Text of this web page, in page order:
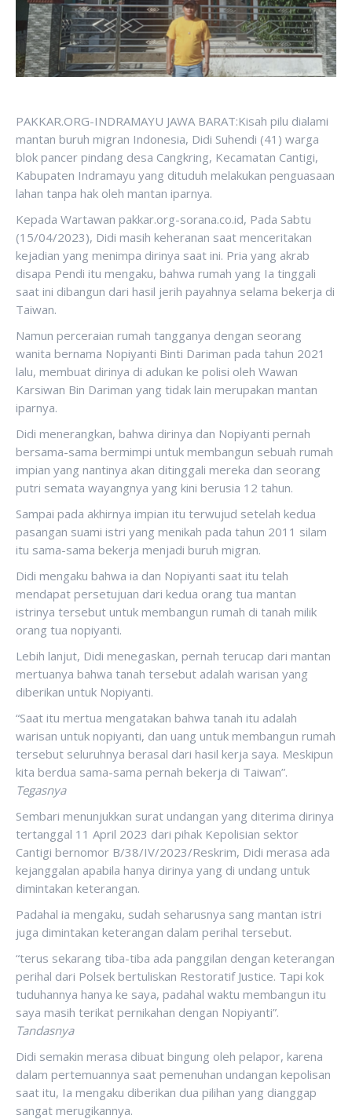
PAKKAR.ORG-INDRAMAYU JAWA BARAT:Kisah pilu dialami
mantan buruh migran Indonesia, Didi Suhendi (41) warga
blok pancer pindang desa Cangkring, Kecamatan Cantigi,
Kabupaten Indramayu yang dituduh melakukan penguasaan
lahan tanpa hak oleh mantan iparnya.
Kepada Wartawan pakkar.org-sorana.co.id, Pada Sabtu
(15/04/2023), Didi masih keheranan saat menceritakan
kejadian yang menimpa dirinya saat ini. Pria yang akrab
disapa Pendi itu mengaku, bahwa rumah yang Ia tinggali
saat ini dibangun dari hasil jerih payahnya selama bekerja di
Taiwan.
Namun perceraian rumah tangganya dengan seorang
wanita bernama Nopiyanti Binti Dariman pada tahun 2021
lalu, membuat dirinya di adukan ke polisi oleh Wawan
Karsiwan Bin Dariman yang tidak lain merupakan mantan
iparnya.
Didi menerangkan, bahwa dirinya dan Nopiyanti pernah
bersama-sama bermimpi untuk membangun sebuah rumah
impian yang nantinya akan ditinggali mereka dan seorang
putri semata wayangnya yang kini berusia 12 tahun.
Sampai pada akhirnya impian itu terwujud setelah kedua
pasangan suami istri yang menikah pada tahun 2011 silam
itu sama-sama bekerja menjadi buruh migran.
Didi mengaku bahwa ia dan Nopiyanti saat itu telah
mendapat persetujuan dari kedua orang tua mantan
istrinya tersebut untuk membangun rumah di tanah milik
orang tua nopiyanti.
Lebih lanjut, Didi menegaskan, pernah terucap dari mantan
mertuanya bahwa tanah tersebut adalah warisan yang
diberikan untuk Nopiyanti.
“Saat itu mertua mengatakan bahwa tanah itu adalah
warisan untuk nopiyanti, dan uang untuk membangun rumah
tersebut seluruhnya berasal dari hasil kerja saya. Meskipun
kita berdua sama-sama pernah bekerja di Taiwan”.
Tegasnya
Sembari menunjukkan surat undangan yang diterima dirinya
tertanggal 11 April 2023 dari pihak Kepolisian sektor
Cantigi bernomor B/38/IV/2023/Reskrim, Didi merasa ada
kejanggalan apabila hanya dirinya yang di undang untuk
dimintakan keterangan.
Padahal ia mengaku, sudah seharusnya sang mantan istri
juga dimintakan keterangan dalam perihal tersebut.
“terus sekarang tiba-tiba ada panggilan dengan keterangan
perihal dari Polsek bertuliskan Restoratif Justice. Tapi kok
tuduhannya hanya ke saya, padahal waktu membangun itu
saya masih terikat pernikahan dengan Nopiyanti”.
Tandasnya
Didi semakin merasa dibuat bingung oleh pelapor, karena
dalam pertemuannya saat pemenuhan undangan kepolisan
saat itu, Ia mengaku diberikan dua pilihan yang dianggap
sangat merugikannya.